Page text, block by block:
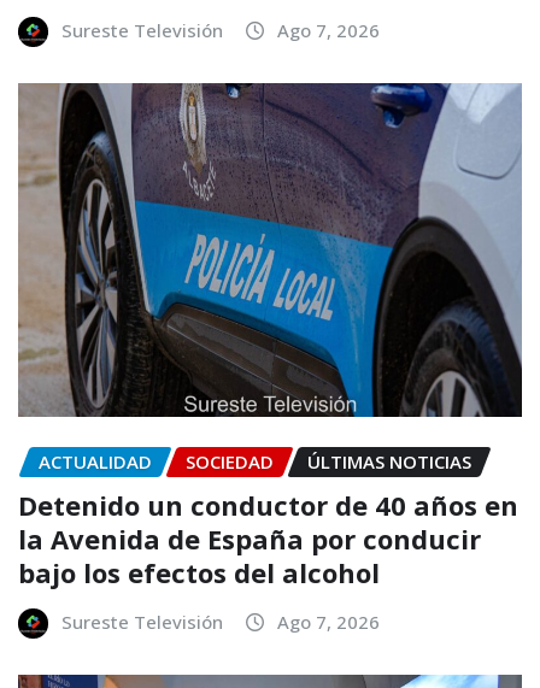
Sureste Televisión Ago 7, 2026
ACTUALIDAD SOCIEDAD ÚLTIMAS NOTICIAS
Detenido un conductor de 40 años en
la Avenida de España por conducir
bajo los efectos del alcohol
Sureste Televisión Ago 7, 2026